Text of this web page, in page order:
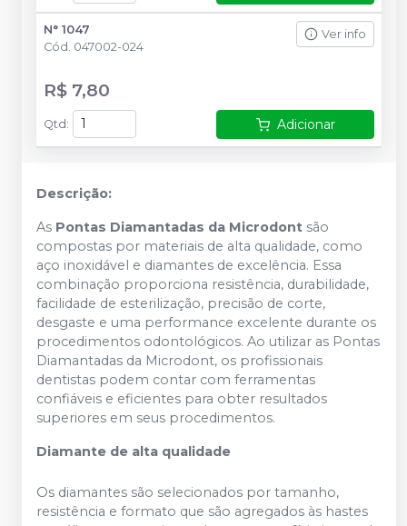
N° 1047
Cód. 047002-024
Ver info
R$ 7,80
Qtd : Adicionar
Descrição:
As Pontas Diamantadas da Microdont são
compostas por materiais de alta qualidade, como
aço inoxidável e diamantes de excelência. Essa
combinação proporciona resistência, durabilidade,
facilidade de esterilização, precisão de corte,
desgaste e uma performance excelente durante os
procedimentos odontológicos. Ao utilizar as Pontas
Diamantadas da Microdont, os profissionais
dentistas podem contar com ferramentas
confiáveis e eficientes para obter resultados
superiores em seus procedimentos.
Diamante de alta qualidade
Os diamantes são selecionados por tamanho,
resistência e formato que são agregados às hastes